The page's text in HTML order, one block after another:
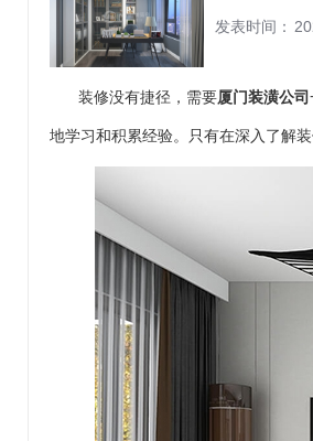
发表时间：
装修没有捷径，需要厦门装潢公司
地学习和积累经验。只有在深入了解